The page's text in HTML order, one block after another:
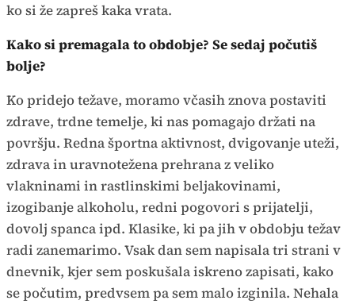
ko si že zapreš kaka vrata.
Kako si premagala to obdobje? Se sedaj počutiš
bolje?
Ko pridejo težave, moramo včasih znova postaviti
zdrave, trdne temelje, ki nas pomagajo držati na
površju. Redna športna aktivnost, dvigovanje uteži,
zdrava in uravnotežena prehrana z veliko
vlakninami in rastlinskimi beljakovinami,
izogibanje alkoholu, redni pogovori s prijatelji,
dovolj spanca ipd. Klasike, ki pa jih v obdobju težav
radi zanemarimo. Vsak dan sem napisala tri strani v
dnevnik, kjer sem poskušala iskreno zapisati, kako
se počutim, predvsem pa sem malo izginila. Nehala